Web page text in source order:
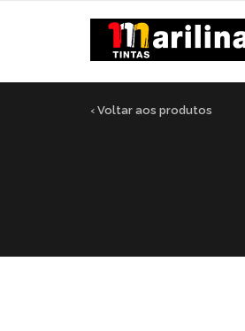
‹ Voltar aos produtos